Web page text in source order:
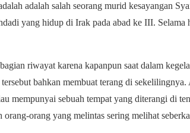
adalah salah seorang murid kesayangan
yang hidup di Irak pada abad ke III. Selama
riwayat karena kapanpun saat dalam
bahkan membuat terang di
mempunyai sebuah tempat yang diterangi di
orang-orang yang melintas sering melihat